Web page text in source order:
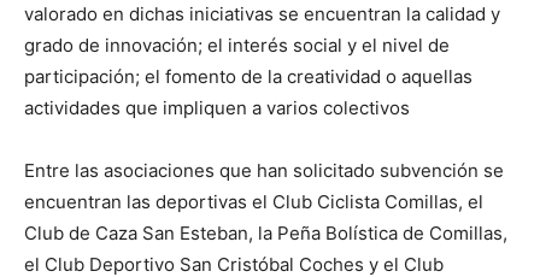
valorado en dichas iniciativas se encuentran la calidad y
grado de innovación; el interés social y el nivel de
participación; el fomento de la creatividad o aquellas
actividades que impliquen a varios colectivos
Entre las asociaciones que han solicitado subvención se
encuentran las deportivas el Club Ciclista Comillas, el
Club de Caza San Esteban, la Peña Bolística de Comillas,
el Club Deportivo San Cristóbal Coches y el Club